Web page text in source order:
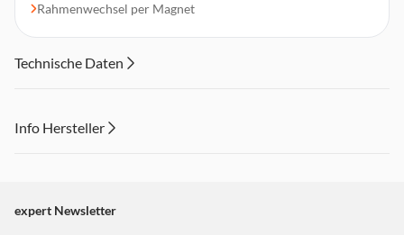
Rahmenwechsel per Magnet
Technische Daten
Info Hersteller
"Marketing".
expert Newsletter